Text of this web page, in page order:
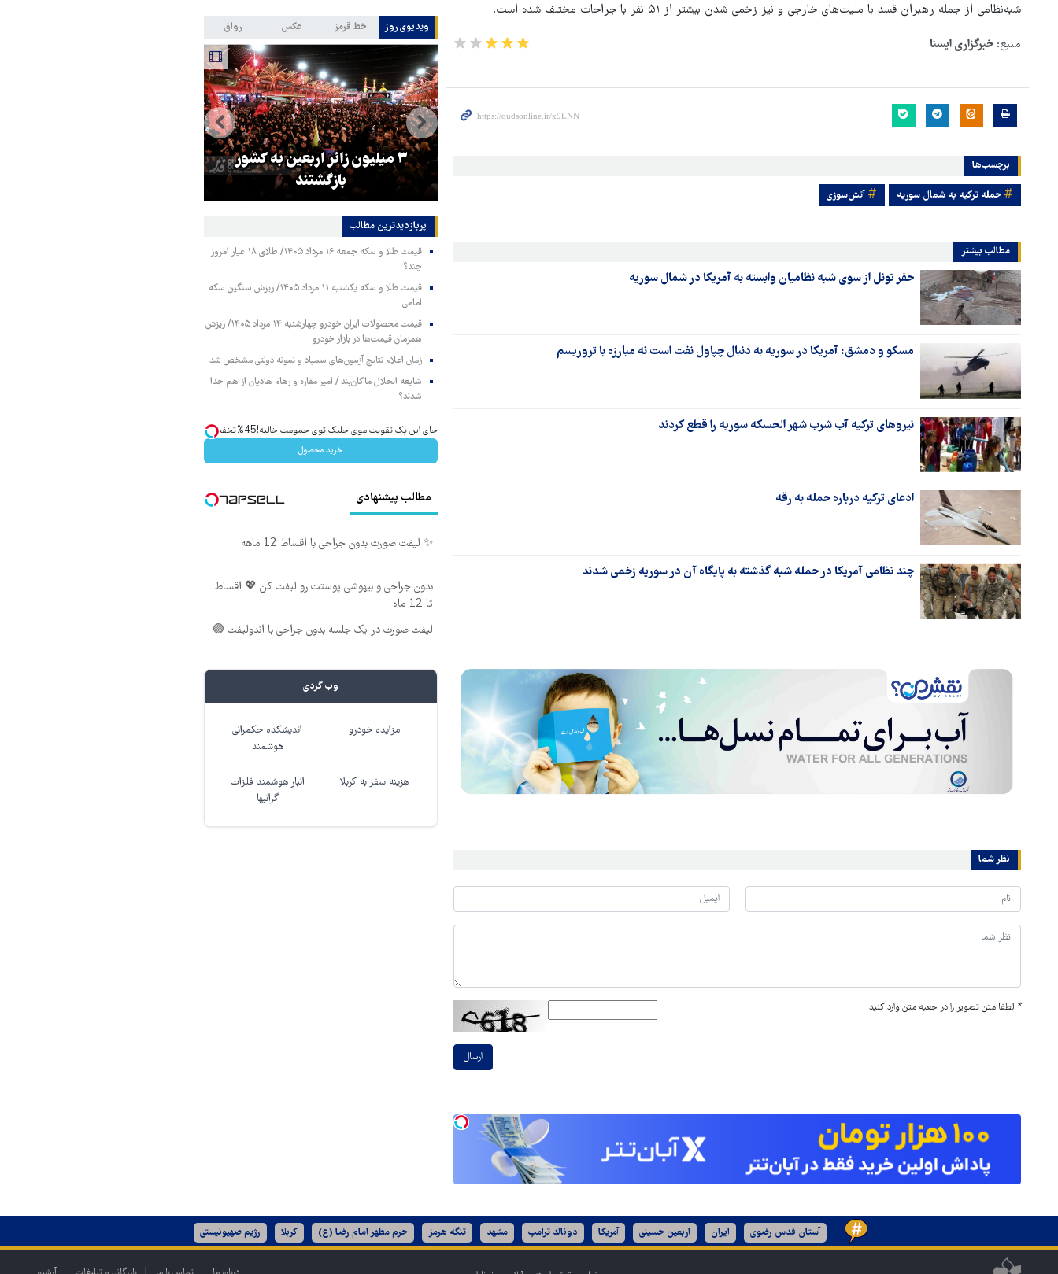
شبه‌نظامی از جمله رهبران قسد با ملیت‌های خارجی و نیز زخمی شدن بیشتر از ۵۱ نفر با جراحات مختلف شده است.
منبع: خبرگزاری ایسنا
برچسب‌ها
حمله ترکیه به شمال سوریه آتش‌سوزی
مطالب بیشتر
حفر تونل از سوی شبه نظامیان وابسته به آمریکا در شمال سوریه
مسکو و دمشق: آمریکا در سوریه به دنبال چپاول نفت است نه مبارزه با تروریسم
نیروهای ترکیه آب شرب شهر الحسکه سوریه را قطع کردند
ادعای ترکیه درباره حمله به رقه
چند نظامی آمریکا در حمله شبه گذشته به پایگاه آن در سوریه زخمی شدند
نظر شما
* لطفا متن تصویر را در جعبه متن وارد کنید
ارسال
ویدیوی روز خط قرمز عکس رواق
در منطقه درمانده کرد
۳ میلیون زائر اربعین به کشور
بازگشتند
پربازدیدترین‌ مطالب
قیمت طلا و سکه جمعه ۱۶ مرداد ۱۴۰۵/ طلای ۱۸ عیار امروز
چند؟
قیمت طلا و سکه یکشنبه ۱۱ مرداد ۱۴۰۵/ ریزش سنگین سکه
امامی
قیمت محصولات ایران خودرو چهارشنبه ۱۴ مرداد ۱۴۰۵/ ریزش
همزمان قیمت‌ها در بازار خودرو
زمان اعلام نتایج آزمون‌های سمپاد و نمونه دولتی مشخص شد
شایعه انحلال ماکان‌بند / امیر مقاره و رهام هادیان از هم جدا
شدند؟
جای این پک تقویت موی جلبک توی حمومت خالیه!45%تخفیف
خرید محصول
مطالب پیشنهادی
✨ لیفت صورت بدون جراحی با اقساط 12 ماهه
بدون جراحی و بیهوشی پوستت رو لیفت کن 💖 اقساط
تا 12 ماه
لیفت صورت در یک جلسه بدون جراحی با اندولیفت 🟢
وب گردی
مزایده خودرو
اندیشکده حکمرانی
هوشمند
هزینه سفر به کربلا
انبار هوشمند فلزات
گرانبها
آستان قدس رضوی ایران اربعین حسینی آمریکا دونالد ترامپ مشهد تنگه هرمز حرم مطهر امام رضا (ع) کربلا رژیم صهیونیستی